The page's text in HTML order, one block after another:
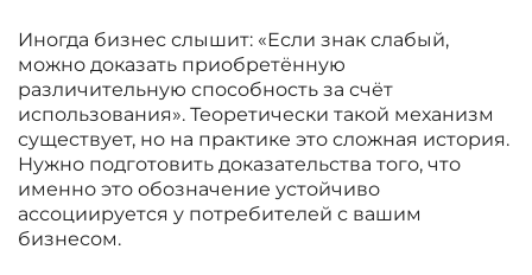
Иногда бизнес слышит: «Если знак слабый,
можно доказать приобретённую
различительную способность за счёт
использования». Теоретически такой механизм
существует, но на практике это сложная история.
Нужно подготовить доказательства того, что
именно это обозначение устойчиво
ассоциируется у потребителей с вашим
бизнесом.